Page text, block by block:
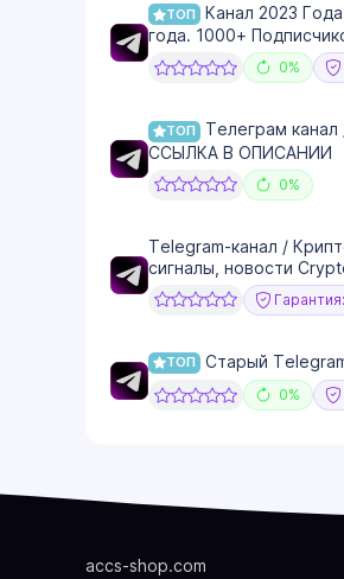
ТОП
Канал 2023
года. 1000+
0%
ТОП
Телеграм
ССЫЛКА В ОПИСАНИИ
0%
Telegram-канал /
сигналы, новости
ТОП Старый
0%
accs-shop.com